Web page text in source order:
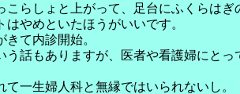
らしょと上がって、足台にふくらはぎ
やめといたほうがいいです。
て内診開始。
話もありますが、医者や看護婦にと
一生婦人科と無縁ではいられないし。